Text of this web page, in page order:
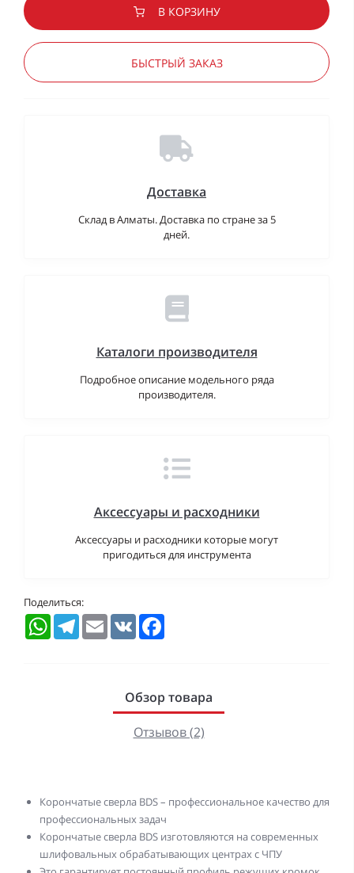
В КОРЗИНУ
БЫСТРЫЙ ЗАКАЗ
Доставка
Склад в Алматы. Доставка по стране за 5
дней.
Каталоги производителя
Подробное описание модельного ряда
производителя.
Аксессуары и расходники
Аксессуары и расходники которые могут
пригодиться для инструмента
Поделиться:
WhatsAppTelegramEmail VK
Обзор товара
Отзывов (2)
Корончатые сверла BDS – профессиональное качество для
профессиональных задач
Корончатые сверла BDS изготовляются на современных
шлифовальных обрабатывающих центрах с ЧПУ